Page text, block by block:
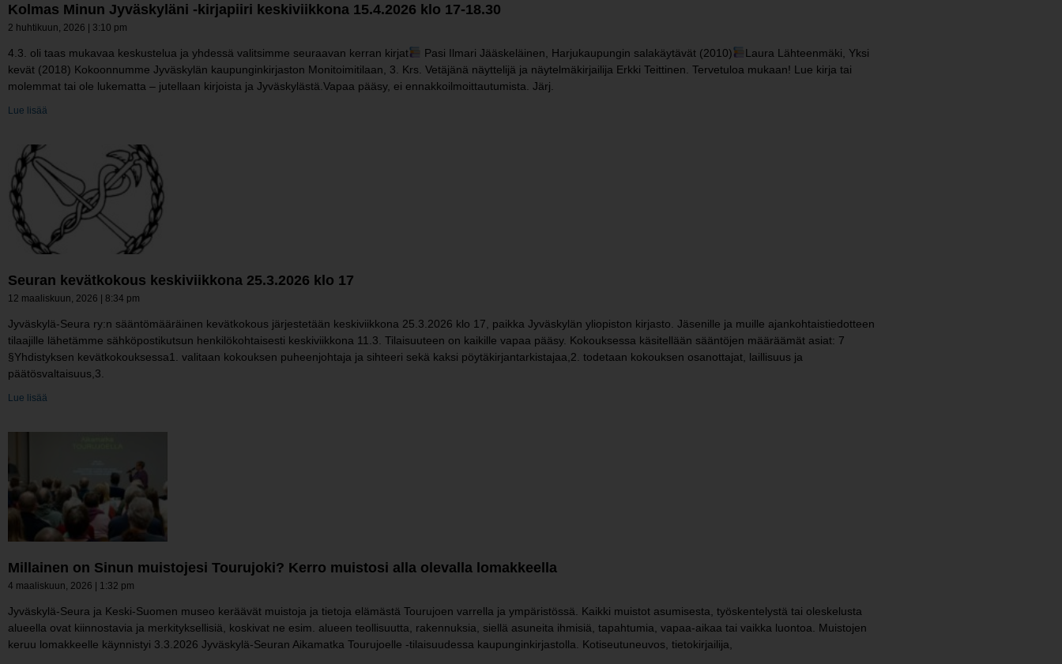
Kolmas Minun Jyväskyläni -kirjapiiri keskiviikkona 15.4.2026 klo 17-18.30
2 huhtikuun, 2026 3:10 pm
4.3. oli taas mukavaa keskustelua ja yhdessä valitsimme seuraavan kerran kirjat Pasi Ilmari Jääskeläinen, Harjukaupungin salakäytävät (2010)
Laura Lähteenmäki, Yksi
kevät (2018) Kokoonnumme Jyväskylän kaupunginkirjaston Monitoimitilaan, 3. Krs. Vetäjänä näyttelijä ja näytelmäkirjailija Erkki Teittinen. Tervetuloa mukaan! Lue kirja tai
molemmat tai ole lukematta – jutellaan kirjoista ja Jyväskylästä.Vapaa pääsy, ei ennakkoilmoittautumista. Järj.
Lue lisää
Seuran kevätkokous keskiviikkona 25.3.2026 klo 17
12 maaliskuun, 2026 8:34 pm
Jyväskylä-Seura ry:n sääntömääräinen kevätkokous järjestetään keskiviikkona 25.3.2026 klo 17, paikka Jyväskylän yliopiston kirjasto. Jäsenille ja muille ajankohtaistiedotteen
tilaajille lähetämme sähköpostikutsun henkilökohtaisesti keskiviikkona 11.3. Tilaisuuteen on kaikille vapaa pääsy. Kokouksessa käsitellään sääntöjen määräämät asiat: 7
§Yhdistyksen kevätkokouksessa1. valitaan kokouksen puheenjohtaja ja sihteeri sekä kaksi pöytäkirjantarkistajaa,2. todetaan kokouksen osanottajat, laillisuus ja
päätösvaltaisuus,3.
Lue lisää
Millainen on Sinun muistojesi Tourujoki? Kerro muistosi alla olevalla lomakkeella
4 maaliskuun, 2026 1:32 pm
Jyväskylä-Seura ja Keski-Suomen museo keräävät muistoja ja tietoja elämästä Tourujoen varrella ja ympäristössä. Kaikki muistot asumisesta, työskentelystä tai oleskelusta
alueella ovat kiinnostavia ja merkityksellisiä, koskivat ne esim. alueen teollisuutta, rakennuksia, siellä asuneita ihmisiä, tapahtumia, vapaa-aikaa tai vaikka luontoa. Muistojen
keruu lomakkeelle käynnistyi 3.3.2026 Jyväskylä-Seuran Aikamatka Tourujoelle -tilaisuudessa kaupunginkirjastolla. Kotiseutuneuvos, tietokirjailija,